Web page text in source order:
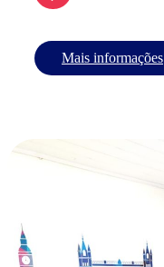
Mais informações